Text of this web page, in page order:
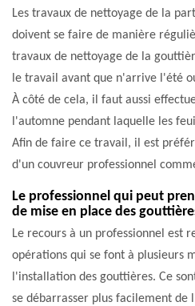
Les travaux de nettoyage de la
doivent se faire de manière
travaux de nettoyage de la
le travail avant que n'arrive l'été
À côté de cela, il faut aussi
l'automne pendant laquelle les
Afin de faire ce travail, il est
d'un couvreur professionnel
Le professionnel qui peut
de mise en place des
Le recours à un professionnel est
opérations qui se font à plusieurs
l'installation des gouttières. Ce
se débarrasser plus facilement de